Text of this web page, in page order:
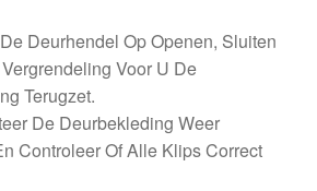
Deurhendel Op Openen, Sluiten
Voor U De
Terugzet.
De Deurbekleding Weer
Controleer Of Alle Klips Correct